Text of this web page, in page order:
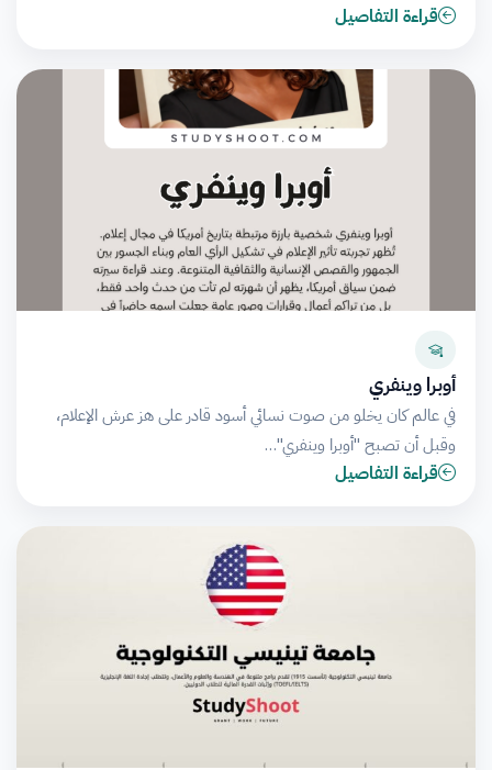
قراءة التفاصيل
أوبرا وينفري
في عالم كان يخلو من صوت نسائي أسود قادر على هز عرش الإعلام،
وقبل أن تصبح "أوبرا وينفري"…
قراءة التفاصيل